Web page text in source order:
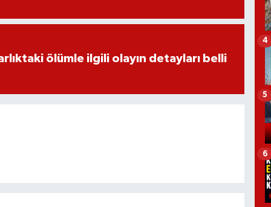
ölümle ilgili olayın detayları belli
4
5
6